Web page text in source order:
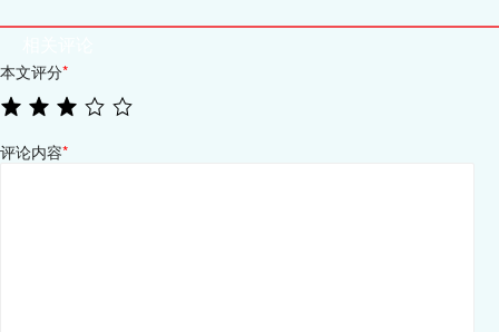
本文评分*
评论内容*